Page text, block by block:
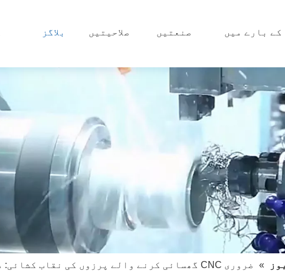
کے بارے میں صنعتیں صلاحیتیں بلاگز
» ضروری CNC گھسائی کرنے والے پرزوں کی نقاب کشائی: درست مشینی کے لیے آپ کی رہنمائی